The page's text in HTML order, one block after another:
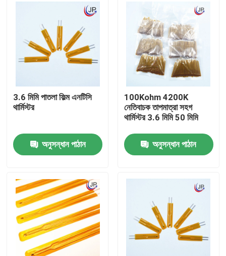
VR প্রদর্শন
আমাদের সম্পর্কে
যোগাযোগ করুন
মেডিকেল তাপমাত্রা সেন্সর
সারফেস মাউন্ট তাপমাত্রা সেন্সর
এনটিসি তাপমাত্রা সেন্সর
3.6 মিমি পাতলা ফিল্ম এনটিসি
থার্মিস্টর
অনুসন্ধান পাঠান
100Kohm 4200K
নেতিবাচক তাপমাত্রা সহগ
থার্মিস্টর 3.6 মিমি 50 মিমি
অনুসন্ধান পাঠান